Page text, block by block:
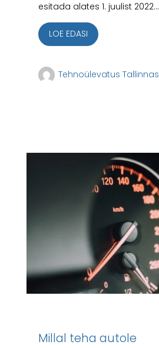
esitada alates 1. juulist 2022...
LOE EDASI
Tehnoülevatus Tallinnas
Millal teha autole